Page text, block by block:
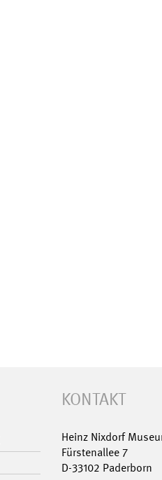
KONTAKT
Heinz Nixdorf
Fürstenallee 7
D-33102 Paderborn